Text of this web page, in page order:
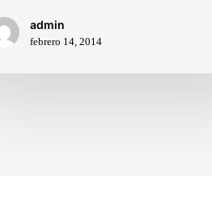
admin
febrero 14, 2014